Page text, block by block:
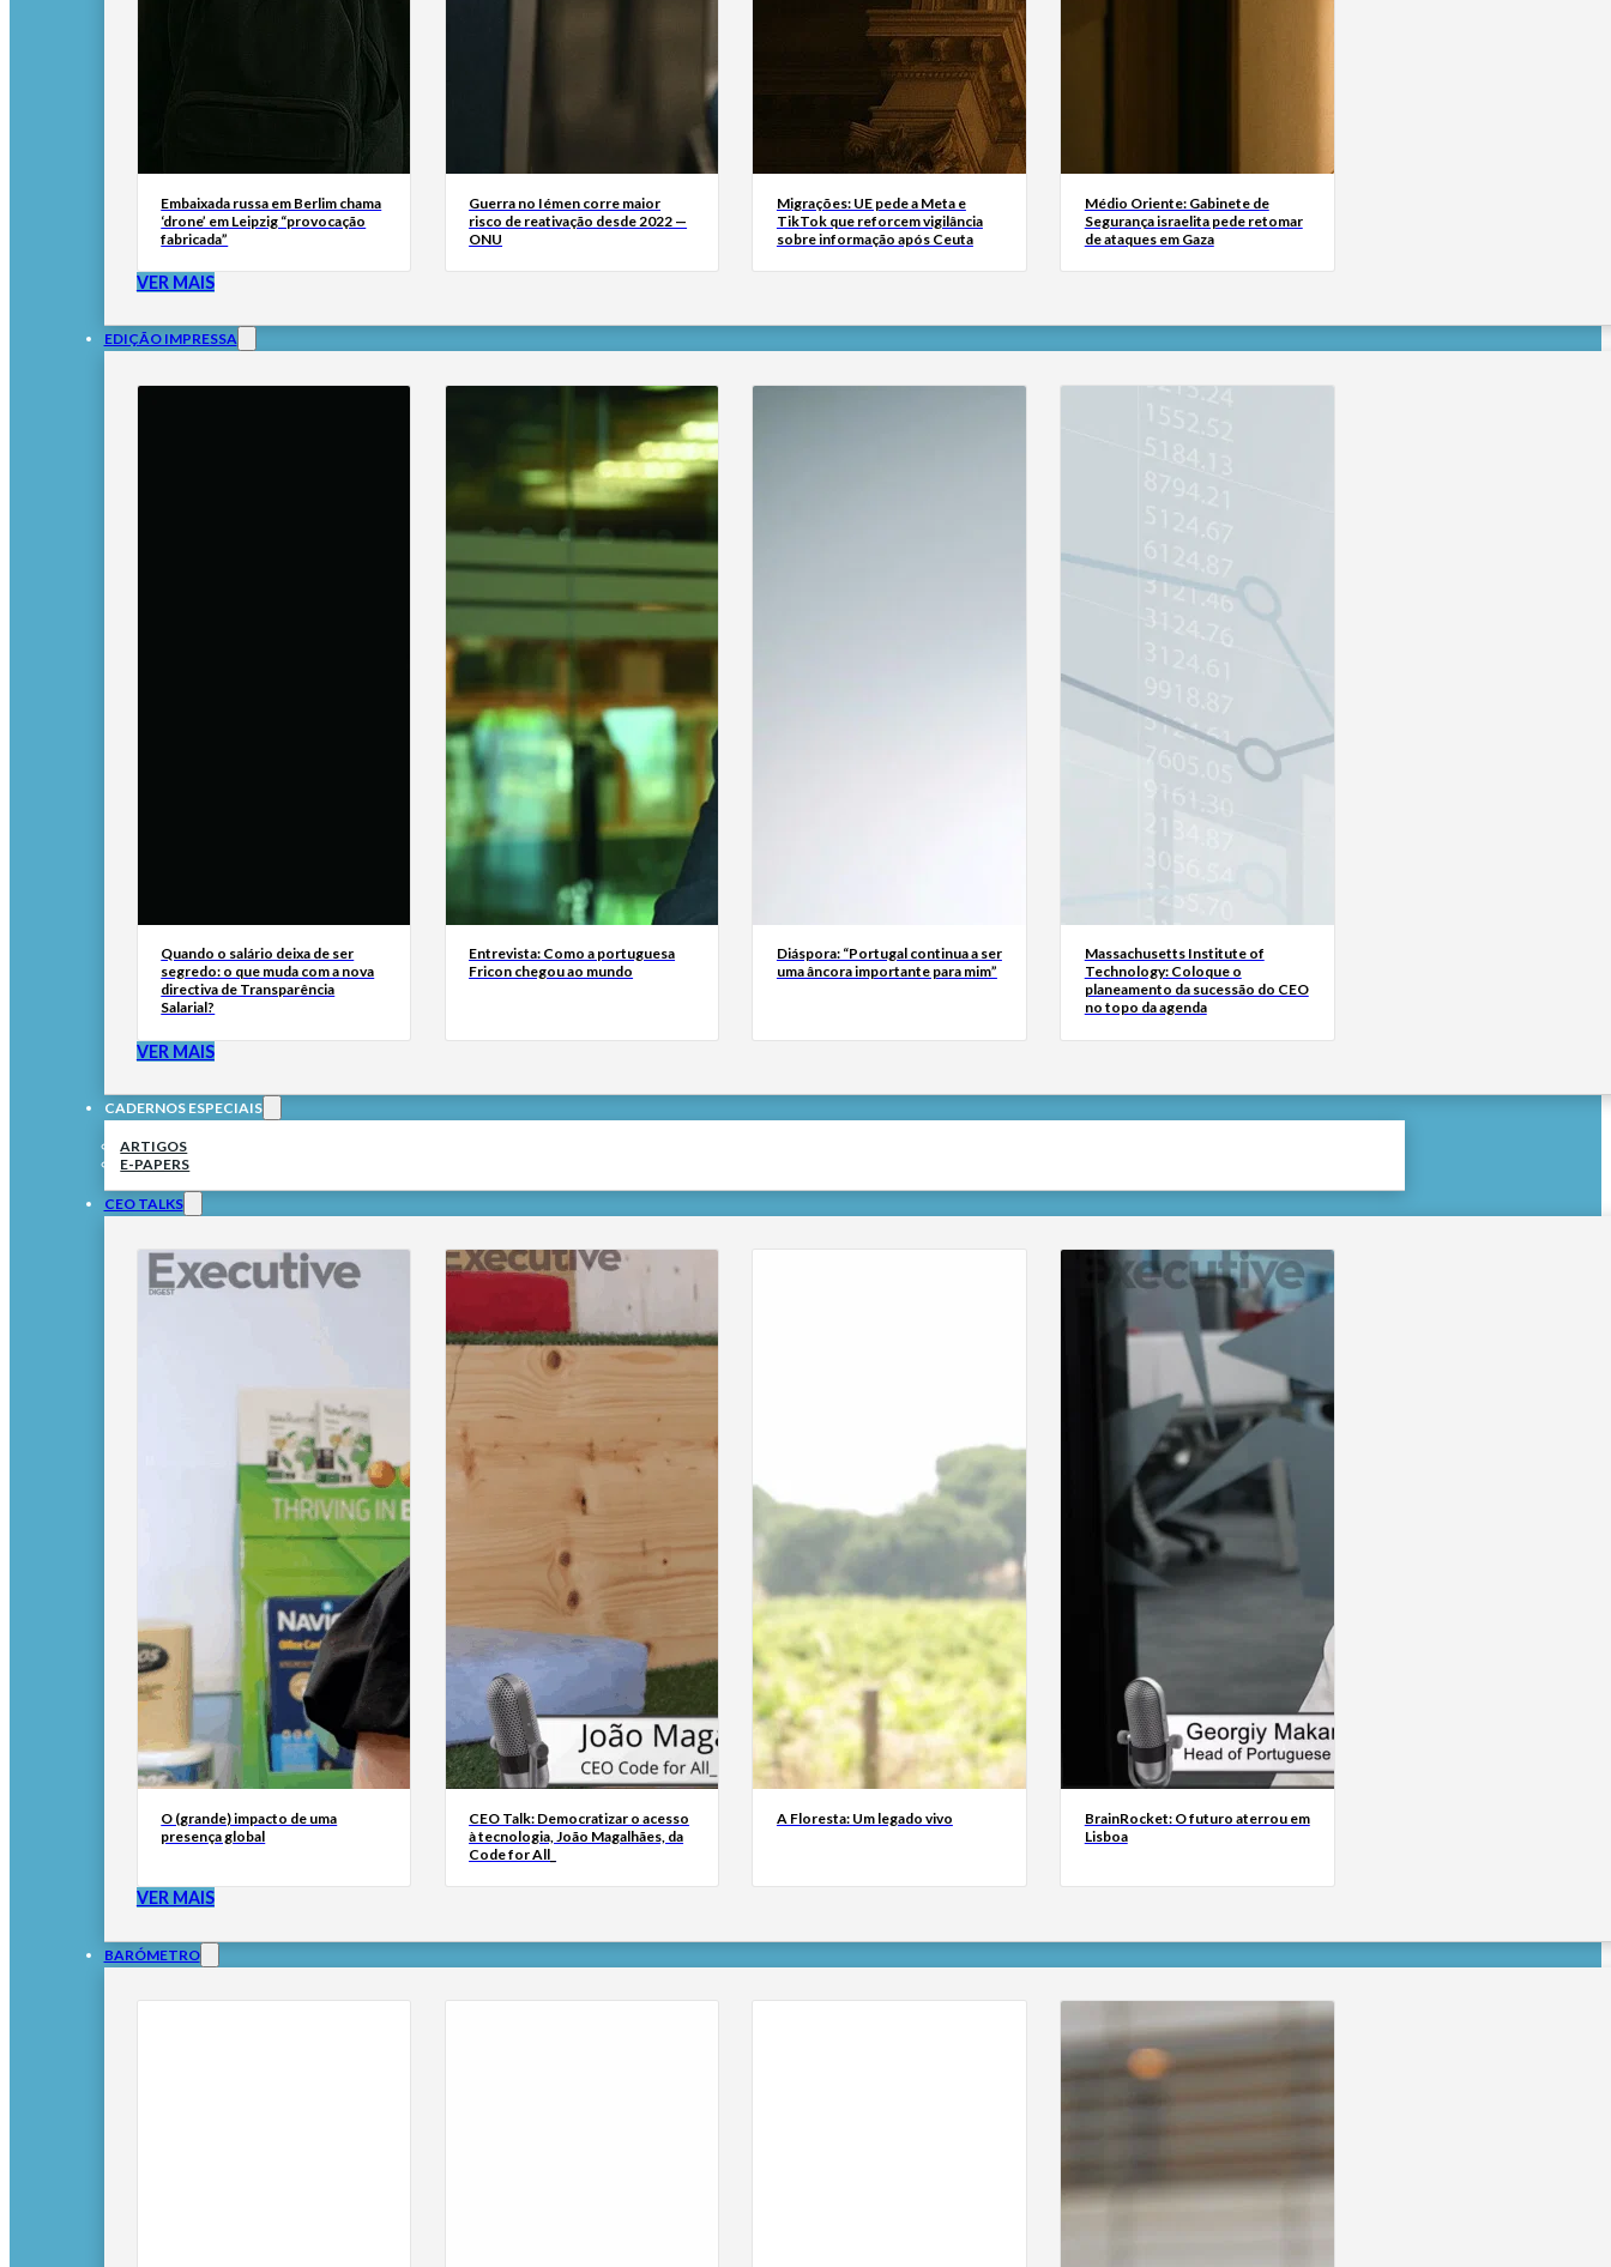
Embaixada russa em Berlim chama
‘drone’ em Leipzig “provocação
fabricada”
Guerra no Iémen corre maior
risco de reativação desde 2022 —
ONU
Migrações: UE pede a Meta e
TikTok que reforcem vigilância
sobre informação após Ceuta
Médio Oriente: Gabinete de
Segurança israelita pede retomar
de ataques em Gaza
VER MAIS
EDIÇÃO IMPRESSA
Quando o salário deixa de ser
segredo: o que muda com a nova
directiva de Transparência
Salarial?
Entrevista: Como a portuguesa
Fricon chegou ao mundo
Diáspora: “Portugal continua a ser
uma âncora importante para mim”
Massachusetts Institute of
Technology: Coloque o
planeamento da sucessão do CEO
no topo da agenda
VER MAIS
CADERNOS ESPECIAIS
ARTIGOS
E-PAPERS
CEO TALKS
O (grande) impacto de uma
presença global
CEO Talk: Democratizar o acesso
à tecnologia, João Magalhães, da
Code for All_
A Floresta: Um legado vivo
BrainRocket: O futuro aterrou em
Lisboa
VER MAIS
BARÓMETRO